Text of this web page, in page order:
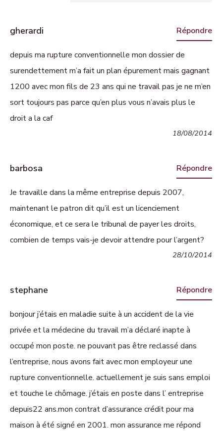
gherardi Répondre
depuis ma rupture conventionnelle mon dossier de
surendettement m’a fait un plan épurement mais gagnant
1200 avec mon fils de 23 ans qui ne travail pas je ne m’en
sort toujours pas parce qu’en plus vous n’avais plus le
droit a la caf
18/08/2014
barbosa Répondre
Je travaille dans la même entreprise depuis 2007,
maintenant le patron dit qu’il est un licenciement
économique, et ce sera le tribunal de payer les droits,
combien de temps vais-je devoir attendre pour l’argent?
28/10/2014
stephane Répondre
bonjour j’étais en maladie suite à un accident de la vie
privée et la médecine du travail m’a déclaré inapte à
occupé mon poste. ne pouvant pas être reclassé dans
l’entreprise, nous avons fait avec mon employeur une
rupture conventionnelle. actuellement je suis sans emploi
et touche le chômage. j’étais en poste dans l’ entreprise
depuis22 ans.mon contrat d’assurance crédit pour ma
maison à été signé en 2001. mon assurance me répond